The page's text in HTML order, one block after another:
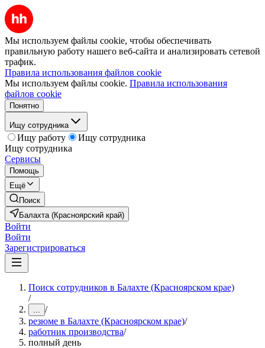
Мы используем файлы cookie, чтобы обеспечивать
правильную работу нашего веб-сайта и анализировать сетевой
трафик.
Правила использования файлов cookie
Мы используем файлы cookie. Правила использования
файлов cookie
Понятно
Ищу сотрудника
Ищу работу
Ищу сотрудника
Ищу сотрудника
Сервисы
Помощь
Ещё
Поиск
Балахта (Красноярский край)
Войти
Войти
Зарегистрироваться
Поиск сотрудников в Балахте (Красноярском крае)
/
... /
резюме в Балахте (Красноярском крае)/
работник производства/
полный день